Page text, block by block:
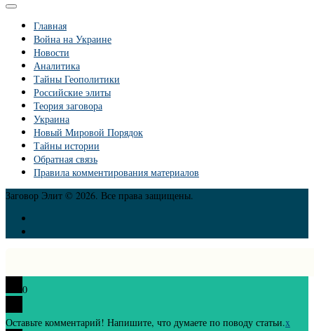
Главная
Война на Украине
Новости
Аналитика
Тайны Геополитики
Российские элиты
Теория заговора
Украина
Новый Мировой Порядок
Тайны истории
Обратная связь
Правила комментирования материалов
Заговор Элит © 2026. Все права защищены.
0
Оставьте комментарий! Напишите, что думаете по поводу статьи.x